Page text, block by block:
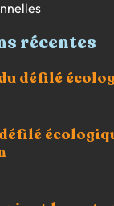
récentes
défilé